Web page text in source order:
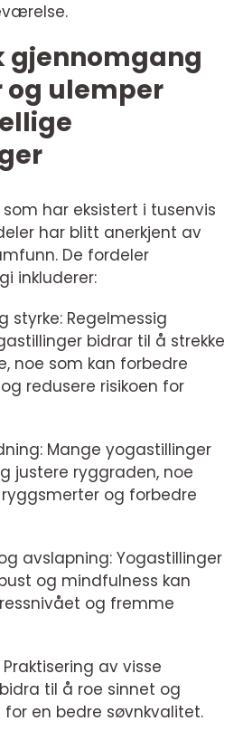
gjennomgang
og ulemper
har eksistert i tusenvis
har blitt anerkjent av
De fordeler
inkluderer:
styrke: Regelmessig
bidrar til å strekke
noe som kan forbedre
redusere risikoen for
Mange yogastillinger
justere ryggraden, noe
og forbedre
avslapning: Yogastillinger
og mindfulness kan
og fremme
av visse
til å roe sinnet og
en bedre søvnkvalitet.